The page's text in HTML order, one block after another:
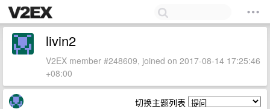
livin2
V2EX member #248609, joined on 2017-08-14 17:25:46
+08:00
切换主题列表